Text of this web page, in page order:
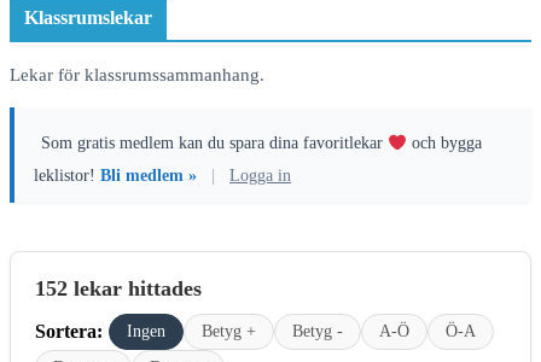
Klassrumslekar
Lekar för klassrumssammanhang.
Som gratis medlem kan du spara dina favoritlekar
och bygga
leklistor! Bli medlem » Logga in
152 lekar hittades
Sortera: Ingen Betyg + Betyg - A-Ö
Ö-A